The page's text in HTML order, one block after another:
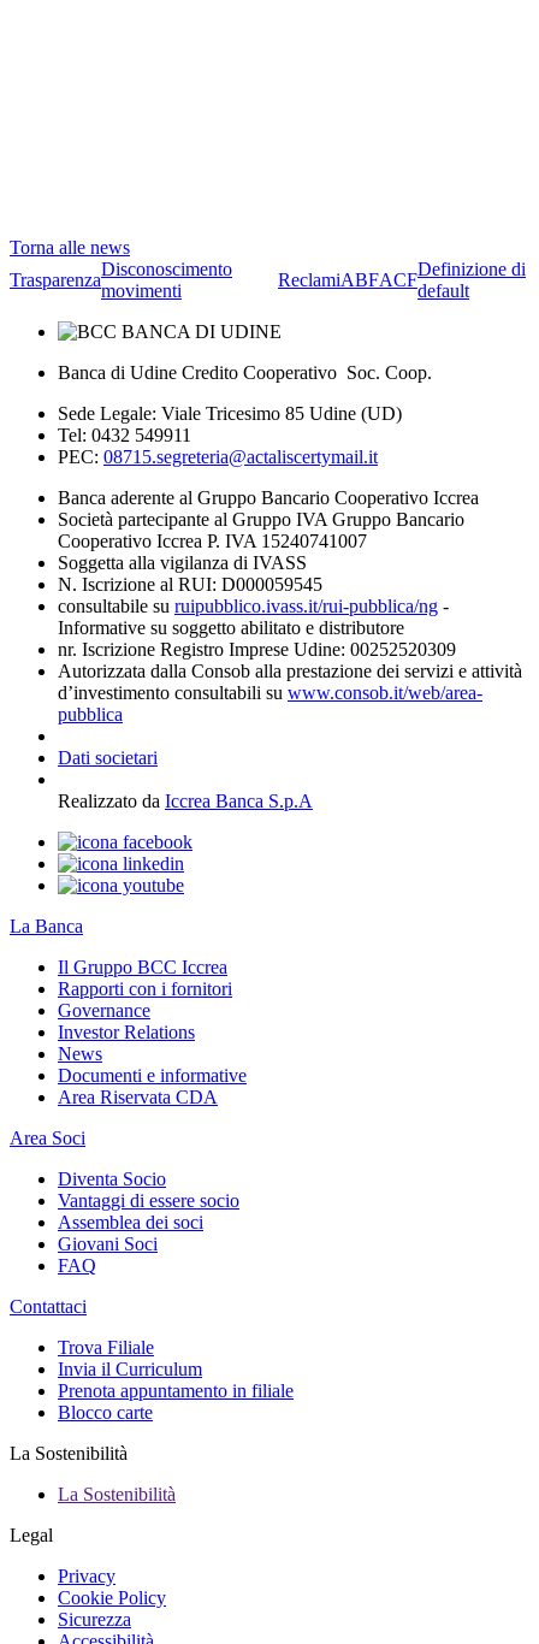
Torna alle news
Trasparenza
Disconoscimento
movimenti
ReclamiABFACF
Definizione di
default
Banca di Udine Credito Cooperativo Soc. Coop.
Sede Legale: Viale Tricesimo 85 Udine (UD)
Tel: 0432 549911
PEC: 08715.segreteria@actaliscertymail.it
Banca aderente al Gruppo Bancario Cooperativo Iccrea
Società partecipante al Gruppo IVA Gruppo Bancario
Cooperativo Iccrea P. IVA 15240741007
Soggetta alla vigilanza di IVASS
N. Iscrizione al RUI: D000059545
consultabile su ruipubblico.ivass.it/rui-pubblica/ng -
Informative su soggetto abilitato e distributore
nr. Iscrizione Registro Imprese Udine: 00252520309
Autorizzata dalla Consob alla prestazione dei servizi e attività
d’investimento consultabili su www.consob.it/web/area-
pubblica
Dati societari
Realizzato da Iccrea Banca S.p.A
La Banca
Il Gruppo BCC Iccrea
Rapporti con i fornitori
Governance
Investor Relations
News
Documenti e informative
Area Riservata CDA
Area Soci
Diventa Socio
Vantaggi di essere socio
Assemblea dei soci
Giovani Soci
FAQ
Contattaci
Trova Filiale
Invia il Curriculum
Prenota appuntamento in filiale
Blocco carte
La Sostenibilità
La Sostenibilità
Legal
Privacy
Cookie Policy
Sicurezza